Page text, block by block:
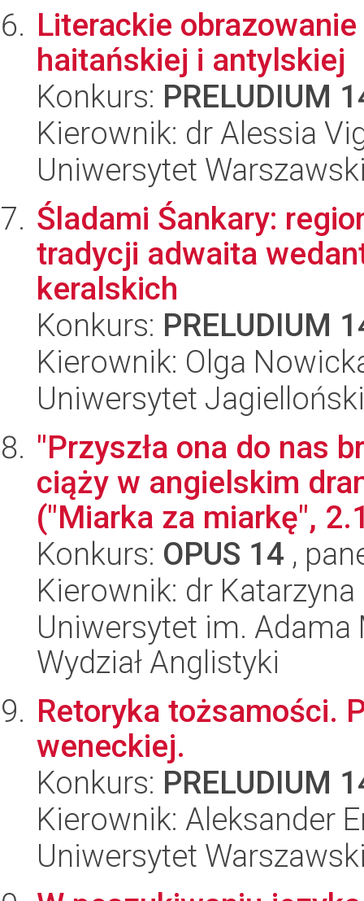
Literackie
haitańskiej i antylskiej
Konkurs: PRELUDIUM
Kierownik: dr Alessia
Uniwersytet
Śladami Śankary:
tradycji adwaita
keralskich
Konkurs: PRELUDIUM
Kierownik: Olga
Uniwersytet
"Przyszła ona do nas
ciąży w angielskim
("Miarka za miarkę",
Konkurs: OPUS 14 ,
Kierownik: dr
Uniwersytet im.
Wydział Anglistyki
Retoryka tożsamości.
weneckiej.
Konkurs: PRELUDIUM
Kierownik: Aleksander
Uniwersytet